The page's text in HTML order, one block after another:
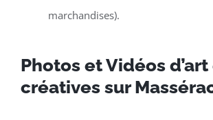
marchandises).
Photos et Vidéos
créatives sur